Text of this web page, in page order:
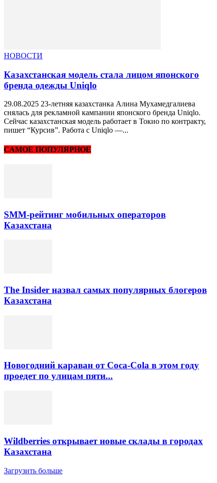
НОВОСТИ
Казахстанская модель стала лицом японского
бренда одежды Uniqlo
29.08.2025 23-летняя казахстанка Алина Мухамедгалиева
снялась для рекламной кампании японского бренда Uniqlo.
Сейчас казахстанская модель работает в Токио по контракту,
пишет “Курсив”. Работа с Uniqlo —...
САМОЕ ПОПУЛЯРНОЕ
SMM-рейтинг мобильных операторов
Казахстана
The Insider назвал самых популярных блогеров
Казахстана
Новогодний караван от Coca-Cola в этом году
проедет по улицам пяти...
Wildberries открывает новые склады в городах
Казахстана
Загрузить больше